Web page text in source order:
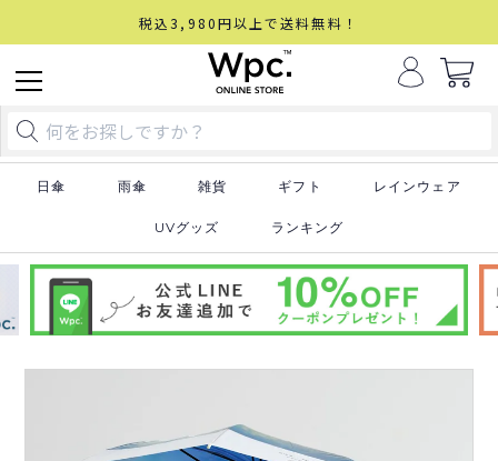
税込3,980円以上で送料無料！
日傘 雨傘 雑貨 ギフト レインウェア
UVグッズ ランキング